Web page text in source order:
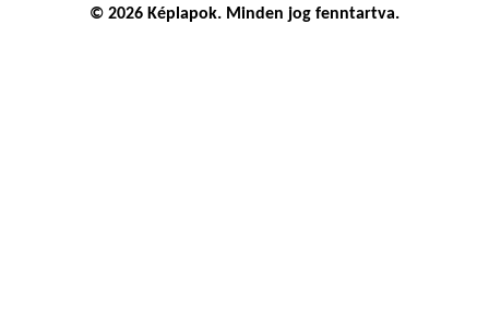
© 2026 Képlapok. Minden jog fenntartva.